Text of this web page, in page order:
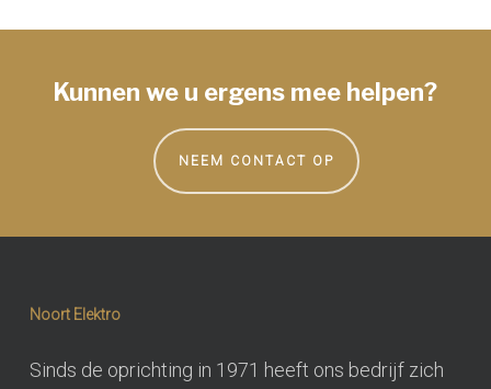
Kunnen we u ergens mee helpen?
NEEM CONTACT OP
Noort Elektro
Sinds de oprichting in 1971 heeft ons bedrijf zich